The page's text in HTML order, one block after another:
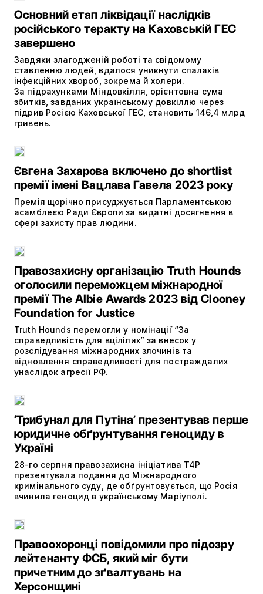
Основний етап ліквідації наслідків
російського теракту на Каховській ГЕС
завершено
Завдяки злагодженій роботі та свідомому
ставленню людей, вдалося уникнути спалахів
інфекційних хвороб, зокрема й холери.
За підрахунками Міндовкілля, орієнтовна сума
збитків, завданих українському довкіллю через
підрив Росією Каховської ГЕС, становить 146,4 млрд
гривень.
Євгена Захарова включено до shortlist
премії імені Вацлава Гавела 2023 року
Премія щорічно присуджується Парламентською
асамблеєю Ради Європи за видатні досягнення в
сфері захисту прав людини.
Правозахисну організацію Truth Hounds
оголосили переможцем міжнародної
премії The Albie Awards 2023 від Clooney
Foundation for Justice
Truth Hounds перемогли у номінації “За
справедливість для вцілілих” за внесок у
розслідування міжнародних злочинів та
відновлення справедливості для постраждалих
унаслідок агресії РФ.
‘Трибунал для Путіна’ презентував перше
юридичне обґрунтування геноциду в
Україні
28-го серпня правозахисна ініціатива T4P
презентувала подання до Міжнародного
кримінального суду, де обґрунтовується, що Росія
вчинила геноцид в українському Маріуполі.
Правоохоронці повідомили про підозру
лейтенанту ФСБ, який міг бути
причетним до зґвалтувань на
Херсонщині